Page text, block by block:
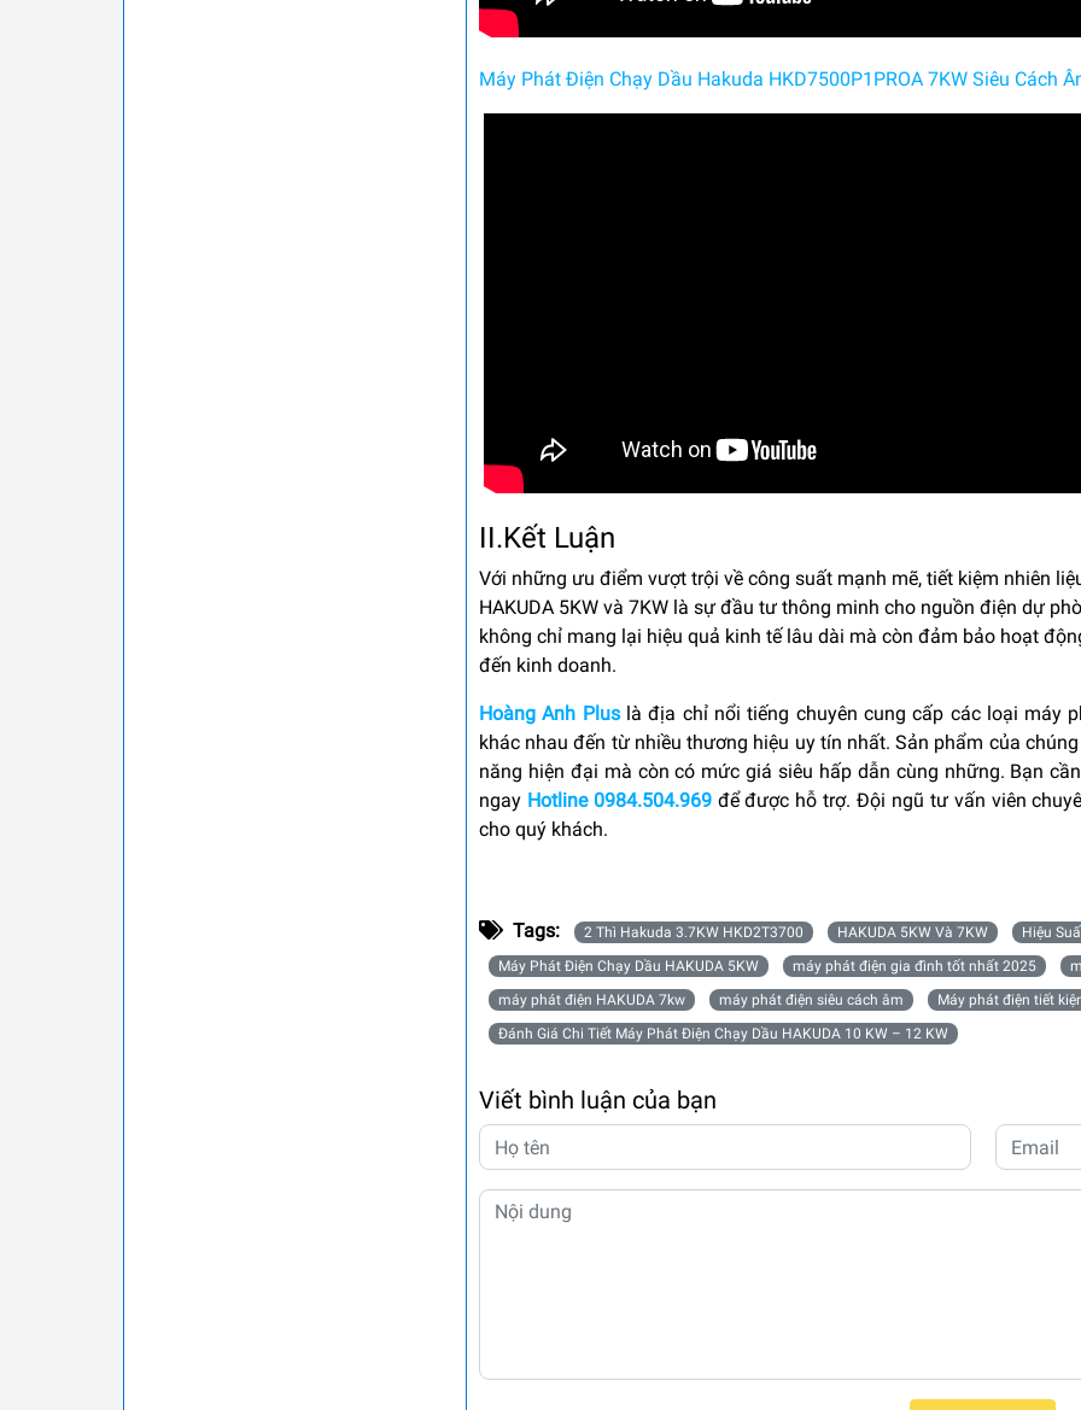
Máy Phát Điện Chạy Dầu Hakuda HKD7500P1PROA 7KW Siêu Cách
II.Kết Luận
Với những ưu điểm vượt trội về công suất mạnh mẽ, tiết kiệm nhiên
HAKUDA 5KW và 7KW là sự đầu tư thông minh cho nguồn điện dự
không chỉ mang lại hiệu quả kinh tế lâu dài mà còn đảm bảo hoạt
đến kinh doanh.
Hoàng Anh Pluslà địa chỉ nổi tiếng chuyên cung cấp các loại máy
khác nhau đến từ nhiều thương hiệu uy tín nhất. Sản phẩm của
năng hiện đại mà còn có mức giá siêu hấp dẫn cùng những. Bạn
ngay Hotline 0984.504.969 để được hỗ trợ. Đội ngũ tư vấn viên
cho quý khách.
Tags: 2 Thì Hakuda 3.7KW HKD2T3700 HAKUDA 5KW Và 7KW
Hiệu
Máy Phát Điện Chạy Dầu HAKUDA 5KW
máy phát điện gia đình tốt nhất 2025
máy phát điện HAKUDA 7kw
máy phát điện siêu cách âm
Máy phát điện tiết
Đánh Giá Chi Tiết Máy Phát Điện Chạy Dầu HAKUDA 10 KW – 12 KW
Viết bình luận của bạn